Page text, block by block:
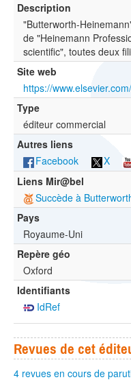
?
Description
"Butterworth-
de "Heinemann
scientific", toutes deux
Site web
Type
éditeur commercial
Autres liens
Facebook
X
Liens Mir@bel
Succède à
Pays
Royaume-Uni
Repère géo
Oxford
Identifiants
IdRef
Revues de cet
4 revues en cours de